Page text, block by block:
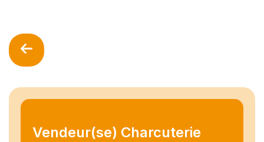
Vendeur(se) Charcuterie